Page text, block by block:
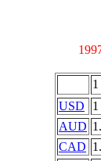
1
USD
1
AUD
CAD